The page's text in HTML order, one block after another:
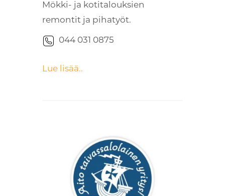
Mökki- ja kotitalouksien
remontit ja pihatyöt.
044 031 0875
Lue lisää..